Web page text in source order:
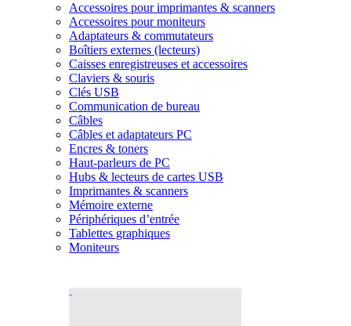
Accessoires pour imprimantes & scanners
Accessoires pour moniteurs
Adaptateurs & commutateurs
Boîtiers externes (lecteurs)
Caisses enregistreuses et accessoires
Claviers & souris
Clés USB
Communication de bureau
Câbles
Câbles et adaptateurs PC
Encres & toners
Haut-parleurs de PC
Hubs & lecteurs de cartes USB
Imprimantes & scanners
Mémoire externe
Périphériques d’entrée
Tablettes graphiques
Moniteurs